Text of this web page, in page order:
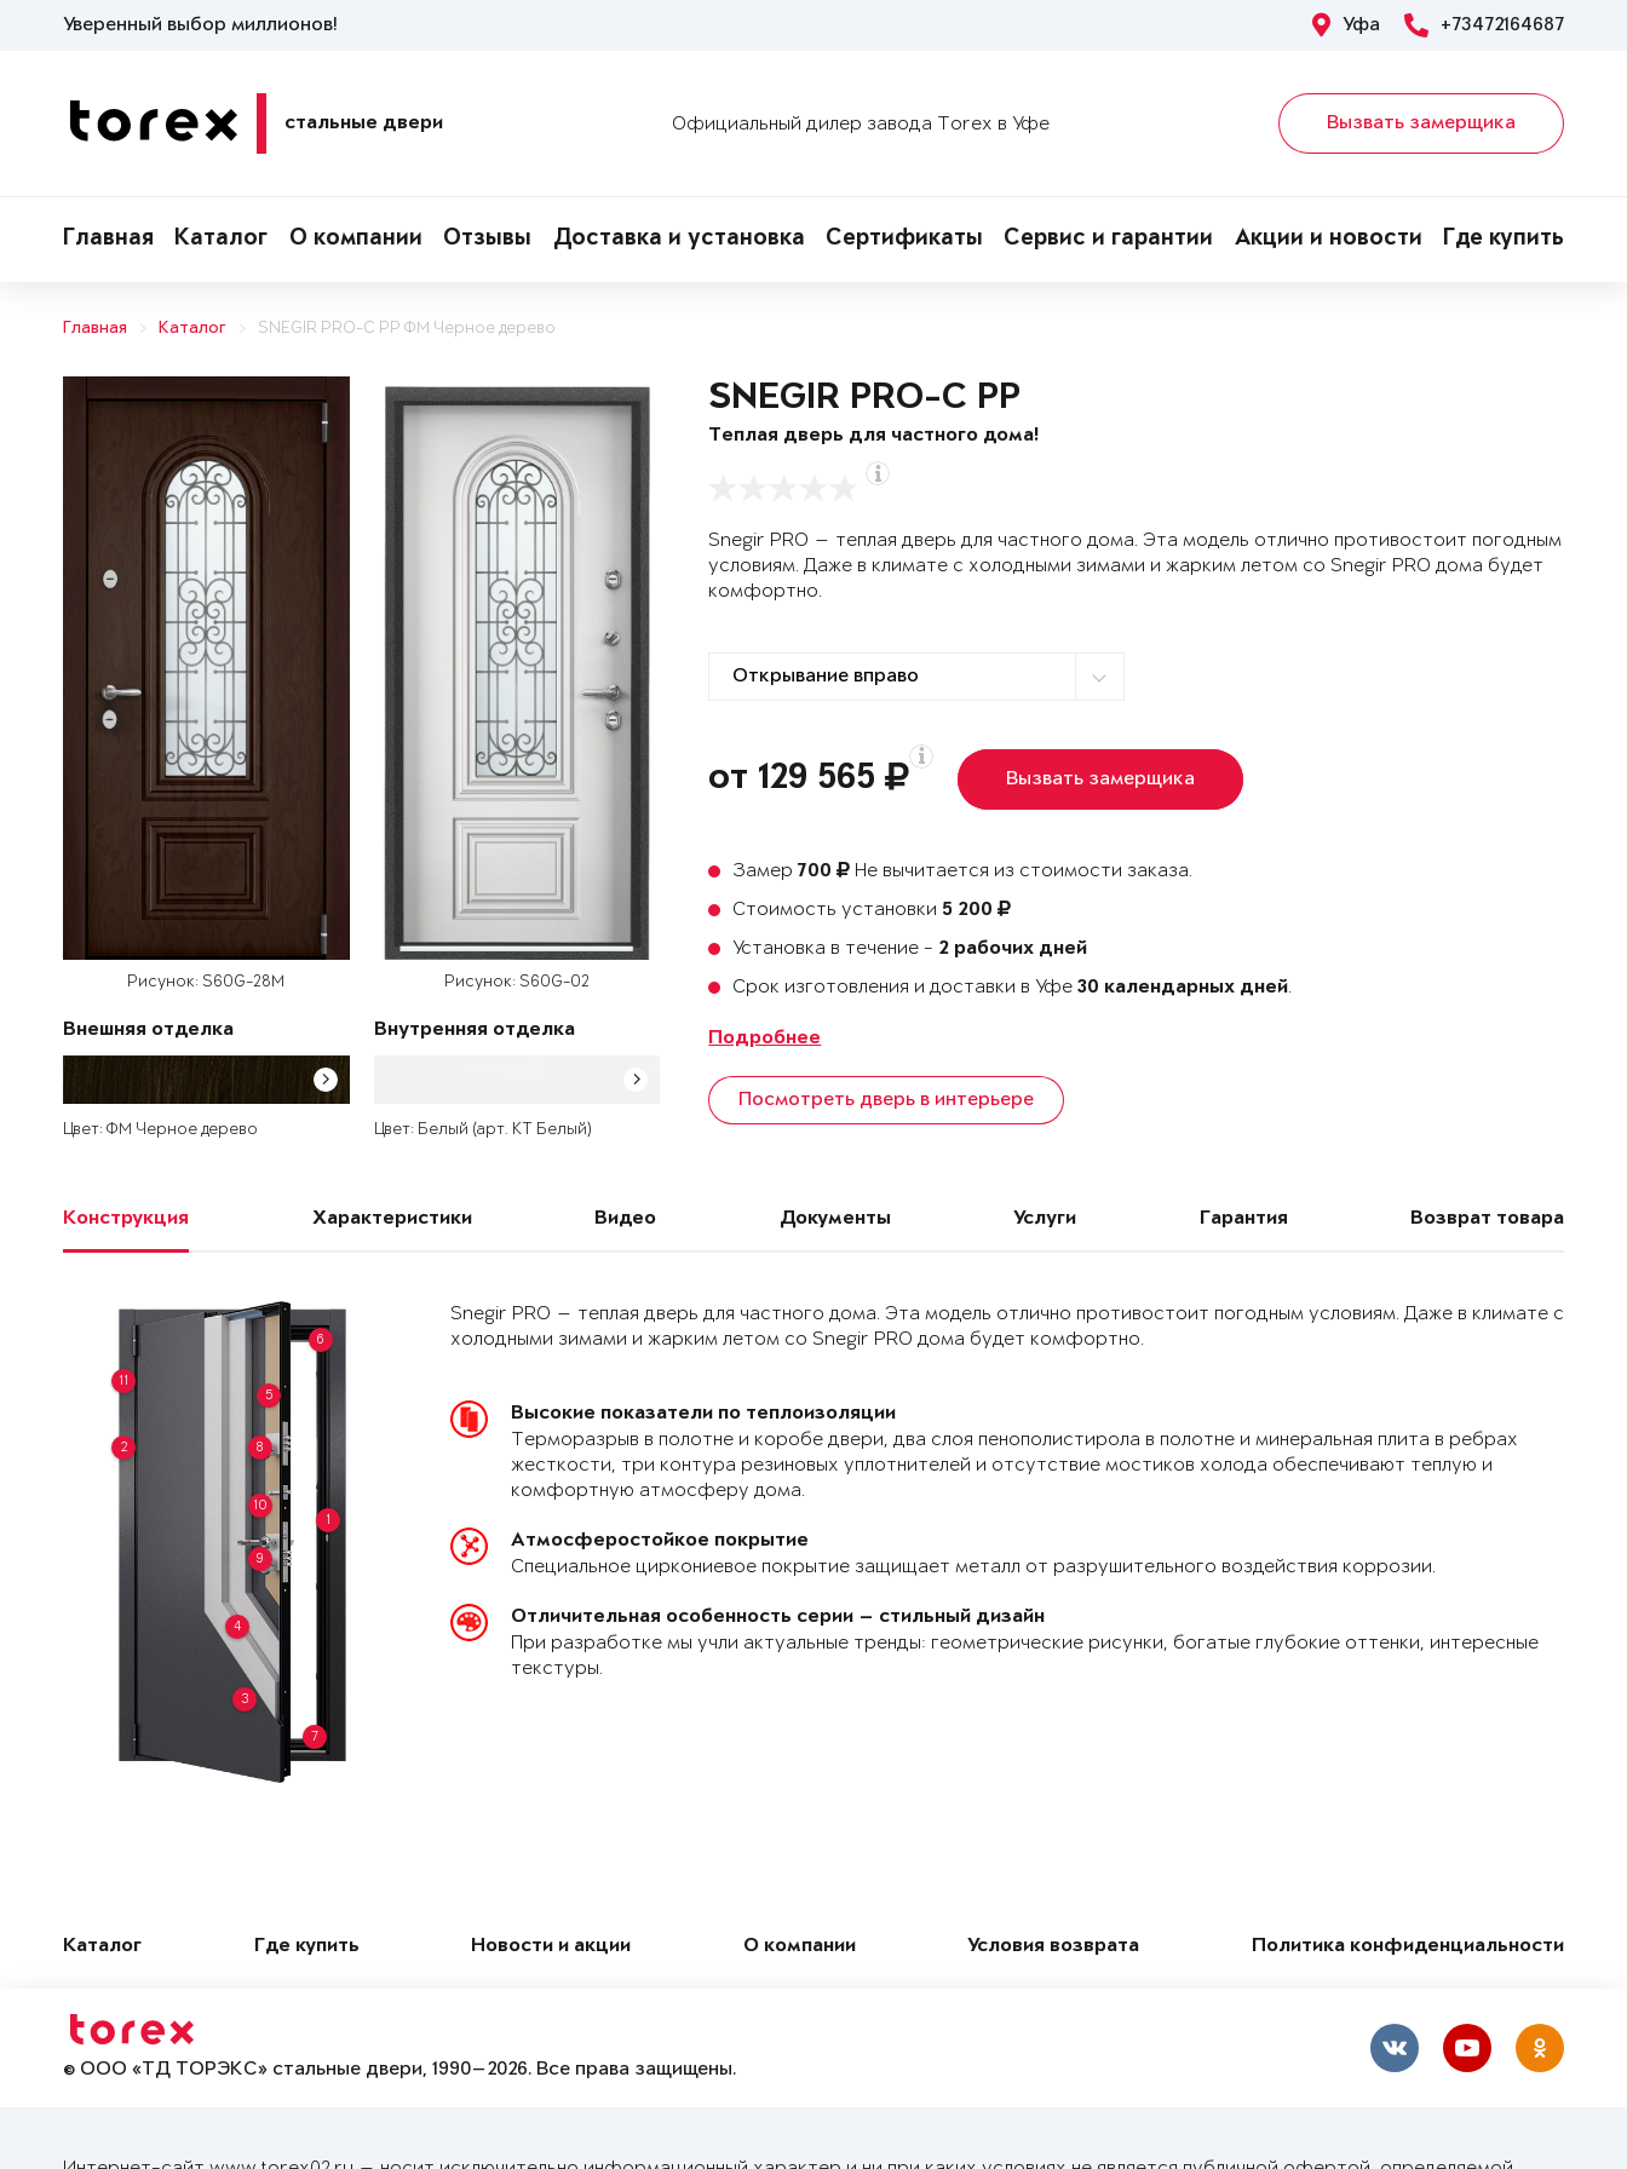
Уверенный выбор миллионов! Уфа +73472164687
стальные двери Официальный дилер завода Torex в Уфе Вызвать замерщика
Главная Каталог О компании Отзывы Доставка и установка Сертификаты Сервис и гарантии Акции и новости Где купить
Главная Каталог SNEGIR PRO-C PP ФМ Черное дерево
Рисунок: S60G-28M
Внешняя отделка
Цвет: ФМ Черное дерево
Рисунок: S60G-02
Внутренняя отделка
Цвет: Белый (арт. КТ Белый)
SNEGIR PRO-C PP
Теплая дверь для частного дома!
Snegir PRO — теплая дверь для частного дома. Эта модель отлично противостоит погодным
условиям. Даже в климате с холодными зимами и жарким летом со Snegir PRO дома будет
комфортно.
от 129 565 Вызвать замерщика
Замер700
Не вычитается из стоимости заказа.
Стоимость установки 5 200
Установка в течение - 2 рабочих дней
Срок изготовления и доставки в Уфе30 календарных дней.
Подробнее
Посмотреть дверь в интерьере
Конструкция Характеристики Видео Документы Услуги Гарантия Возврат товара
1
2
3
4
5
6
7
8
9
10
11
Snegir PRO — теплая дверь для частного дома. Эта модель отлично противостоит погодным условиям. Даже в климате с
холодными зимами и жарким летом со Snegir PRO дома будет комфортно.
Высокие показатели по теплоизоляции
Терморазрыв в полотне и коробе двери, два слоя пенополистирола в полотне и минеральная плита в ребрах
жесткости, три контура резиновых уплотнителей и отсутствие мостиков холода обеспечивают теплую и
комфортную атмосферу дома.
Атмосферостойкое покрытие
Специальное циркониевое покрытие защищает металл от разрушительного воздействия коррозии.
Отличительная особенность серии — стильный дизайн
При разработке мы учли актуальные тренды: геометрические рисунки, богатые глубокие оттенки, интересные
текстуры.
Каталог Где купить Новости и акции О компании Условия возврата Политика конфиденциальности
© ООО «ТД ТОРЭКС» стальные двери, 1990—2026. Все права защищены.